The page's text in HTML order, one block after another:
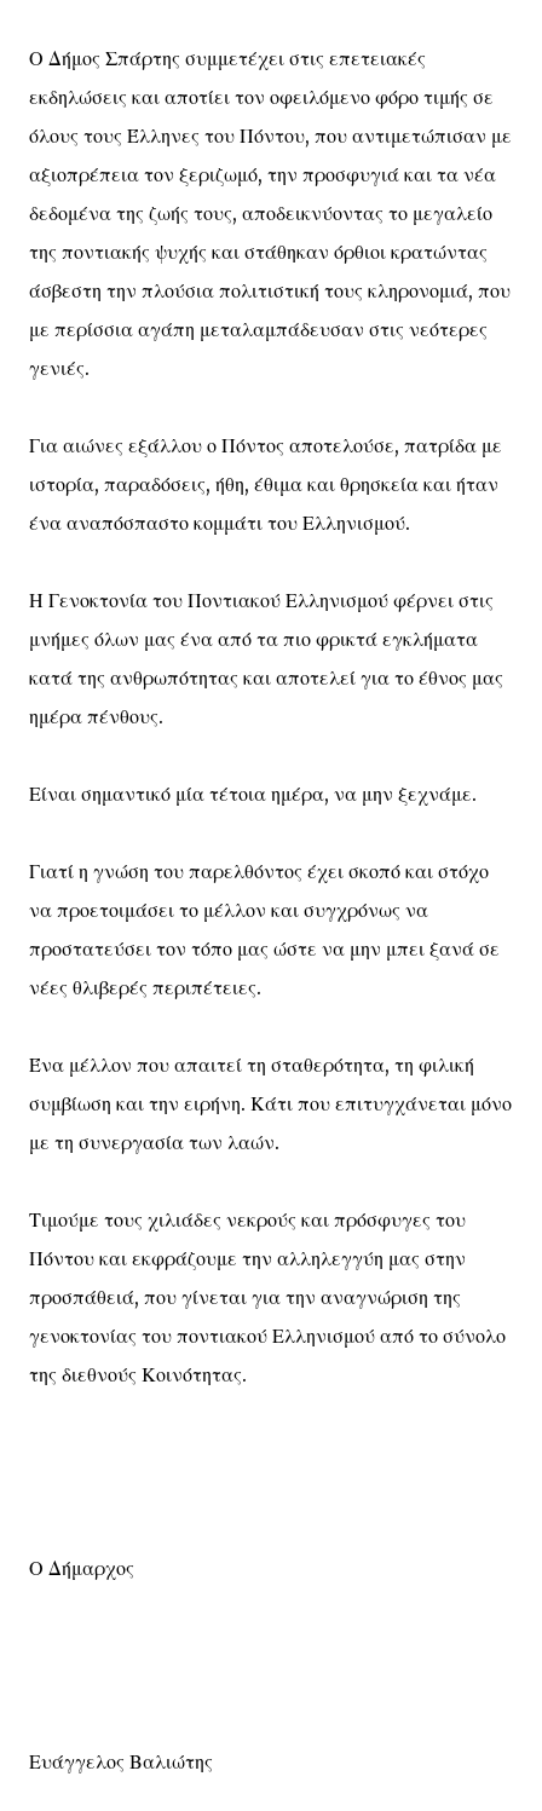
Ο Δήμος Σπάρτης συμμετέχει στις επετειακές
εκδηλώσεις και αποτίει τον οφειλόμενο φόρο τιμής σε
όλους τους Έλληνες του Πόντου, που αντιμετώπισαν με
αξιοπρέπεια τον ξεριζωμό, την προσφυγιά και τα νέα
δεδομένα της ζωής τους, αποδεικνύοντας το μεγαλείο
της ποντιακής ψυχής και στάθηκαν όρθιοι κρατώντας
άσβεστη την πλούσια πολιτιστική τους κληρονομιά, που
με περίσσια αγάπη μεταλαμπάδευσαν στις νεότερες
γενιές.
Για αιώνες εξάλλου ο Πόντος αποτελούσε, πατρίδα με
ιστορία, παραδόσεις, ήθη, έθιμα και θρησκεία και ήταν
ένα αναπόσπαστο κομμάτι του Ελληνισμού.
Η Γενοκτονία του Ποντιακού Ελληνισμού φέρνει στις
μνήμες όλων μας ένα από τα πιο φρικτά εγκλήματα
κατά της ανθρωπότητας και αποτελεί για το έθνος μας
ημέρα πένθους.
Είναι σημαντικό μία τέτοια ημέρα, να μην ξεχνάμε.
Γιατί η γνώση του παρελθόντος έχει σκοπό και στόχο
να προετοιμάσει το μέλλον και συγχρόνως να
προστατεύσει τον τόπο μας ώστε να μην μπει ξανά σε
νέες θλιβερές περιπέτειες.
Ένα μέλλον που απαιτεί τη σταθερότητα, τη φιλική
συμβίωση και την ειρήνη. Κάτι που επιτυγχάνεται μόνο
με τη συνεργασία των λαών.
Τιμούμε τους χιλιάδες νεκρούς και πρόσφυγες του
Πόντου και εκφράζουμε την αλληλεγγύη μας στην
προσπάθειά, που γίνεται για την αναγνώριση της
γενοκτονίας του ποντιακού Ελληνισμού από το σύνολο
της διεθνούς Κοινότητας.
Ο Δήμαρχος
Ευάγγελος Βαλιώτης